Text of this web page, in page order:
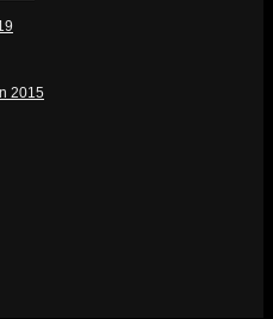
2015